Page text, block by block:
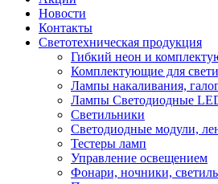
Новости
Контакты
Светотехническая продукция
Гибкий неон и
Комплектующие для
Лампы накаливания,
Лампы Светодиодные
Светильники
Светодиодные модули,
Тестеры ламп
Управление освещением
Фонари, ночники,